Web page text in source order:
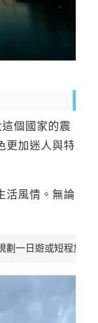
個國家的震
更加迷人與特
活風情。無論
劃一日遊或短程旅行。